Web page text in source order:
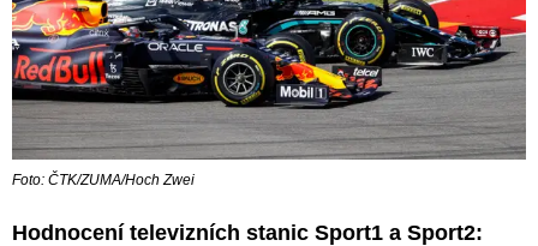
Foto: ČTK/ZUMA/Hoch Zwei
Hodnocení televizních stanic Sport1 a Sport2: